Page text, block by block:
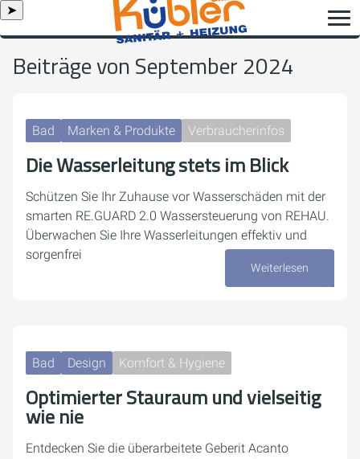
➤
Beiträge von September 2024
Bad Marken & Produkte Verbraucherinfos
Die Wasserleitung stets im Blick
Schützen Sie Ihr Zuhause vor Wasserschäden mit der
smarten RE.GUARD 2.0 Wassersteuerung von REHAU.
Überwachen Sie Ihre Wasserleitungen effektiv und
sorgenfrei
Weiterlesen
Bad Design Komfort & Hygiene
Optimierter Stauraum und vielseitig
wie nie
Entdecken Sie die überarbeitete Geberit Acanto